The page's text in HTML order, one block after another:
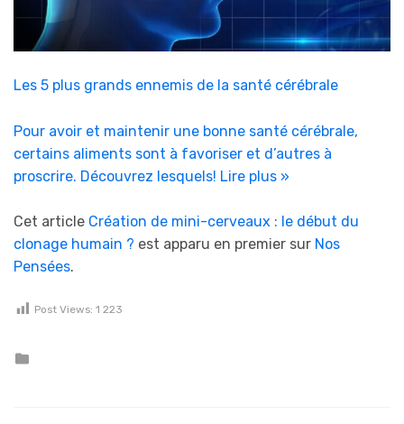
Les 5 plus grands ennemis de la santé cérébrale
Pour avoir et maintenir une bonne santé cérébrale,
certains aliments sont à favoriser et d’autres à
proscrire. Découvrez lesquels! Lire plus »
Cet article Création de mini-cerveaux : le début du
clonage humain ? est apparu en premier sur Nos
Pensées.
Post Views: 1 223